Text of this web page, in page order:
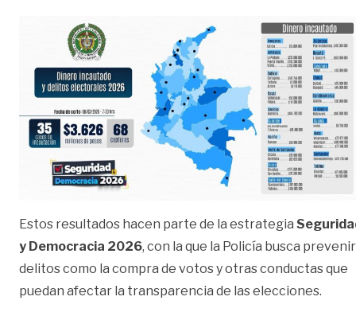
Estos resultados hacen parte de la estrategia
y Democracia 2026, con la que la Policía busca prevenir
delitos como la compra de votos y otras conductas que
puedan afectar la transparencia de las elecciones.